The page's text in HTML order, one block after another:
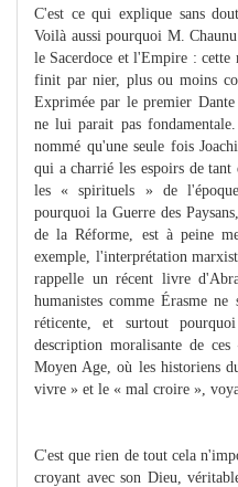
C'est ce qui explique sans
Voilà aussi pourquoi M.
le Sacerdoce et l'Empire :
finit par nier, plus ou moins
Exprimée par le premier
ne lui parait pas
nommé qu'une seule fois
qui a charrié les espoirs de
les « spirituels » de
pourquoi la Guerre des
de la Réforme, est à peine
exemple, l'interprétation
rappelle un récent livre
humanistes comme Érasme
réticente, et surtout
description moralisante de
Moyen Age, où les historiens
vivre » et le « mal croire »,
C'est que rien de tout cela
croyant avec son Dieu,